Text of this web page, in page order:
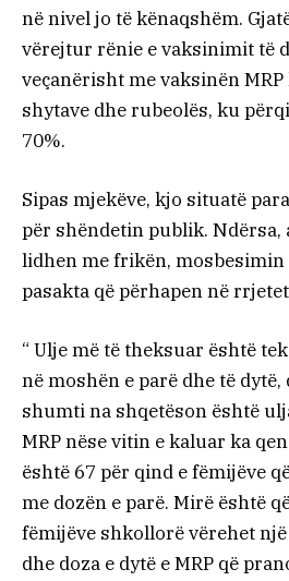
në nivel jo të kënaqshëm.
vërejtur rënie e vaksinimit të
veçanërisht me vaksinën
shytave dhe rubeolës, ku
70%.
Sipas mjekëve, kjo situatë
për shëndetin publik.
lidhen me frikën,
pasakta që përhapen në
“ Ulje më të theksuar është
në moshën e parë dhe të dytë,
shumti na shqetëson është
MRP nëse vitin e kaluar ka
është 67 për qind e fëmijëve
me dozën e parë. Mirë është
fëmijëve shkollorë vërehet
dhe doza e dytë e MRP që